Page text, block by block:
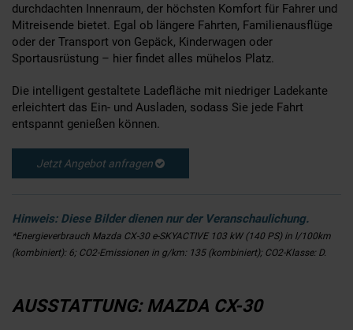
durchdachten Innenraum, der höchsten Komfort für Fahrer und
Mitreisende bietet. Egal ob längere Fahrten, Familienausflüge
oder der Transport von Gepäck, Kinderwagen oder
Sportausrüstung – hier findet alles mühelos Platz.
Die intelligent gestaltete Ladefläche mit niedriger Ladekante
erleichtert das Ein- und Ausladen, sodass Sie jede Fahrt
entspannt genießen können.
Jetzt Angebot anfragen
Hinweis: Diese Bilder dienen nur der Veranschaulichung.
*Energieverbrauch Mazda CX-30 e-SKYACTIVE 103 kW (140 PS) in l/100km
(kombiniert): 6; CO2-Emissionen in g/km: 135 (kombiniert); CO2-Klasse: D.
AUSSTATTUNG: MAZDA CX-30